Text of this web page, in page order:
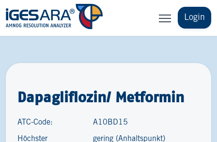
Login
Dapagliflozin/ Metformin
ATC-Code: A10BD15
Höchster
gering (Anhaltspunkt)